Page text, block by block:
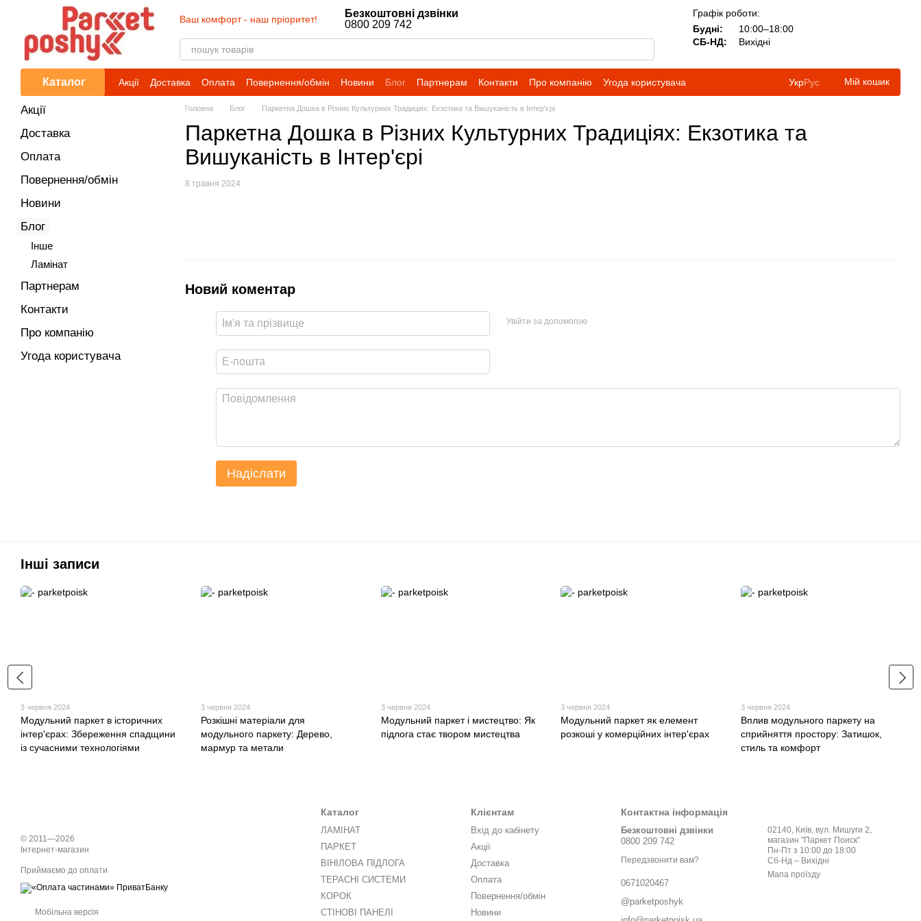
Перейти до основного контенту
Ваш комфорт - наш пріоритет!
Безкоштовні дзвінки
0800 209 742
Графік роботи:
Будні:
10:00–18:00
СБ-НД:
Вихідні
Каталог Акції Доставка Оплата Повернення/обмін Новини Блог Партнерам Контакти Про компанію Угода користувача УкрРус Мій кошик
Головна Блог Паркетна Дошка в Різних Культурних Традиціях: Екзотика та Вишуканість в Інтер'єрі
Паркетна Дошка в Різних Культурних Традиціях: Екзотика та
Вишуканість в Інтер'єрі
8 травня 2024
Новий коментар
Увійти за допомогою
Надіслати
Акції
Доставка
Оплата
Повернення/обмін
Новини
Блог
Iнше
Ламінат
Партнерам
Контакти
Про компанію
Угода користувача
Інші записи
3 червня 2024
Модульний паркет в історичних
інтер'єрах: Збереження спадщини
із сучасними технологіями
3 червня 2024
Розкішні матеріали для
модульного паркету: Дерево,
мармур та метали
3 червня 2024
Модульний паркет і мистецтво: Як
підлога стає твором мистецтва
3 червня 2024
Модульний паркет як елемент
розкоші у комерційних інтер'єрах
3 червня 2024
Вплив модульного паркету на
сприйняття простору: Затишок,
стиль та комфорт
© 2011—2026
Інтернет-магазин
Приймаємо до оплати
Мобільна версія
Каталог
ЛАМІНАТ
ПАРКЕТ
ВІНІЛОВА ПІДЛОГА
ТЕРАСНІ СИСТЕМИ
КОРОК
СТІНОВІ ПАНЕЛІ
Клієнтам
Вхід до кабінету
Акції
Доставка
Оплата
Повернення/обмін
Новини
Контактна інформація
Безкоштовні дзвінки
0800 209 742
Передзвонити вам?
0671020467
@parketposhyk
02140, Київ, вул. Мишуги 2,
магазин "Паркет Поиск"
Пн-Пт з 10:00 до 18:00
Сб-Нд – Вихідні
Мапа проїзду